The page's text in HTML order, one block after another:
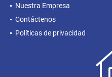
Nuestra Empresa
Contáctenos
Políticas de privacidad